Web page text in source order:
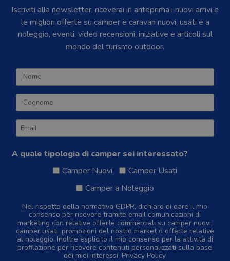
Iscriviti alla newsletter, riceverai in anteprima i nuovi arrivi e
le migliori offerte su camper e caravan nuovi, usati e a
noleggio, eventi, video recensioni, iniziative e articoli sul
mondo del turismo outdoor.
A quale tipologia di camper sei interessato?
Camper Nuovi
Camper Usati
Camper a Noleggio
Nel rispetto della normativa GDPR, dichiaro di dare il mio
consenso per ricevere tramite email comunicazioni di
marketing con relative offerte commerciali su camper nuovi,
camper usati, promozioni del nostro market o offerte relative
al noleggio. Inoltre esplicito il mio consenso per la attività di
profilazione per ricevere contenuti personalizzati sulla base
dei miei interessi. Privacy Policy